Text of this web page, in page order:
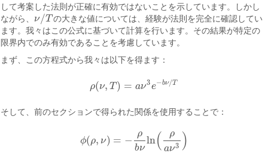
して考案した法則が正確に有効ではないことを示しています。しかし
ながら、 ν/T
ν/T
の大きな値については、経験が法則を完全に確認してい
ます。我々はこの公式に基づいて計算を行います。その結果が特定の
限界内でのみ有効であることを考慮しています。
まず、この方程式から我々は以下を得ます：
ρ(ν, T) = aν3e−bν/T
ρ( ν,T =a ν3e−bν /T
そして、前のセクションで得られた関係を使用することで：
ϕ(ρ, ν) = −
ρ
bν
ln(
ρ
aν3 )
ϕ (ρ, ν)= −ρ bνln(ρa ν3)